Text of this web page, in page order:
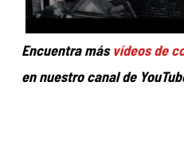
Encuentra másvídeos de
en nuestro canal de